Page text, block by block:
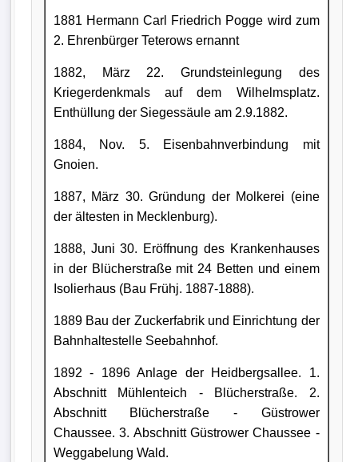
1881 Hermann Carl Friedrich Pogge wird zum
2. Ehrenbürger Teterows ernannt
1882, März 22. Grundsteinlegung des
Kriegerdenkmals auf dem Wilhelmsplatz.
Enthüllung der Siegessäule am 2.9.1882.
1884, Nov. 5. Eisenbahnverbindung mit
Gnoien.
1887, März 30. Gründung der Molkerei (eine
der ältesten in Mecklenburg).
1888, Juni 30. Eröffnung des Krankenhauses
in der Blücherstraße mit 24 Betten und einem
Isolierhaus (Bau Frühj. 1887-1888).
1889 Bau der Zuckerfabrik und Einrichtung der
Bahnhaltestelle Seebahnhof.
1892 - 1896 Anlage der Heidbergsallee. 1.
Abschnitt Mühlenteich - Blücherstraße. 2.
Abschnitt Blücherstraße - Güstrower
Chaussee. 3. Abschnitt Güstrower Chaussee -
Weggabelung Wald.